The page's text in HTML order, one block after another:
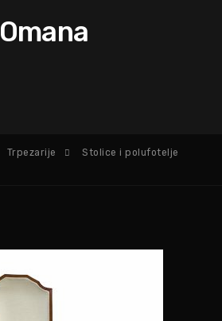
Omana
Trpezarije Stolice i polufotelje